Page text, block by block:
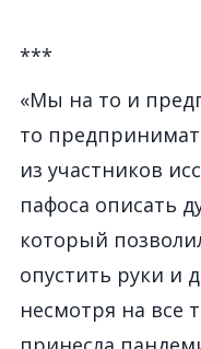
***
«Мы на то и
то
из участников
пафоса описать
который
опустить руки и
несмотря на все